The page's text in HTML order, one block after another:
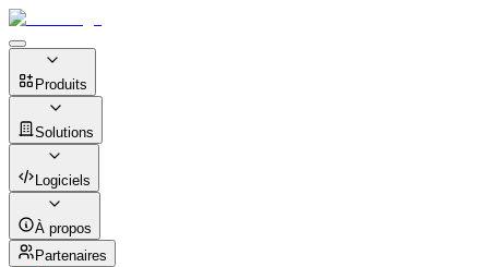
Produits
Solutions
Logiciels
À propos
Partenaires